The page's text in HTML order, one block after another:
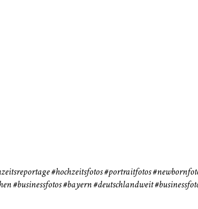
#hochzeitsfotos #portraitfotos
#businessfotos#bayern #deutschlandweit